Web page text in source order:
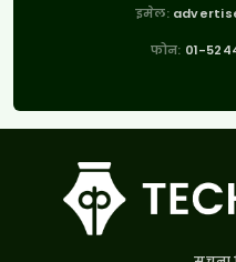
इमेल:
फोन: 01-